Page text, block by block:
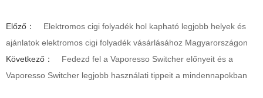
Előző：
Elektromos cigi folyadék hol kapható legjobb helyek és
ajánlatok elektromos cigi folyadék vásárlásához Magyarországon
Következő：
Fedezd fel a Vaporesso Switcher előnyeit és a
Vaporesso Switcher legjobb használati tippeit a mindennapokban